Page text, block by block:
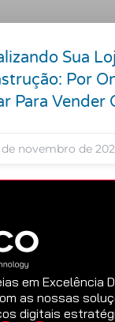
Sua
Por
Para Vender
de novembro de
em Excelência
as nossas
digitais